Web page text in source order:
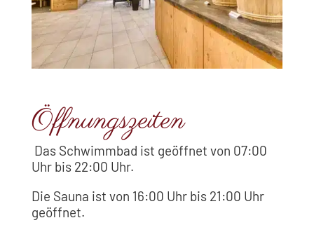
Öffnungszeiten
Das Schwimmbad ist geöffnet von 07:00
Uhr bis 22:00 Uhr.
Die Sauna ist von 16:00 Uhr bis 21:00 Uhr
geöffnet.